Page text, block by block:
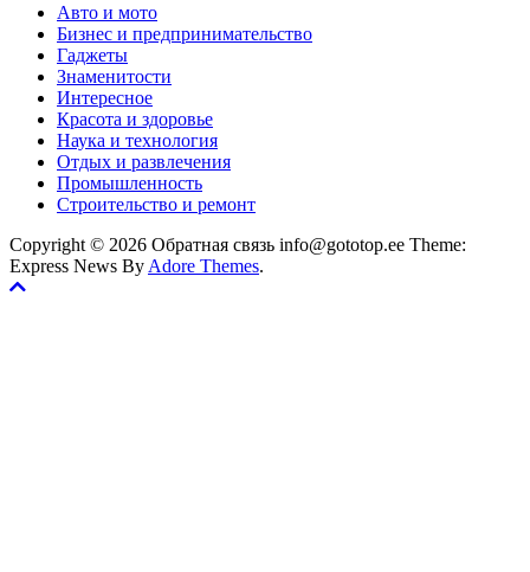
Авто и мото
Бизнес и предпринимательство
Гаджеты
Знаменитости
Интересное
Красота и здоровье
Наука и технология
Отдых и развлечения
Промышленность
Строительство и ремонт
Copyright © 2026 Обратная связь info@gototop.ee Theme:
Express News By Adore Themes.